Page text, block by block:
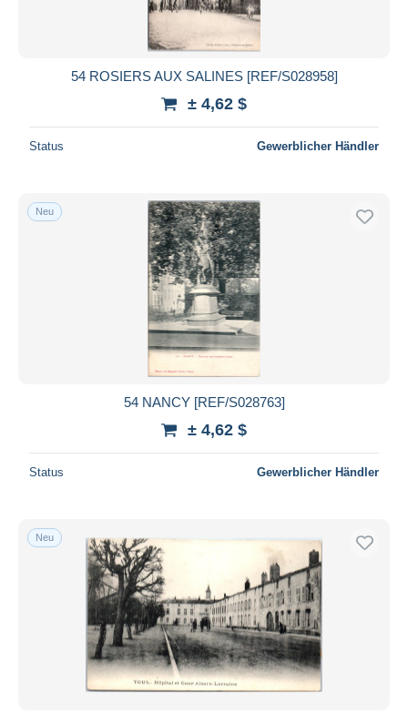
54 ROSIERS AUX SALINES [REF/S028958]
± 4,62 $
Status Gewerblicher Händler
Neu
54 NANCY [REF/S028763]
± 4,62 $
Status Gewerblicher Händler
Neu